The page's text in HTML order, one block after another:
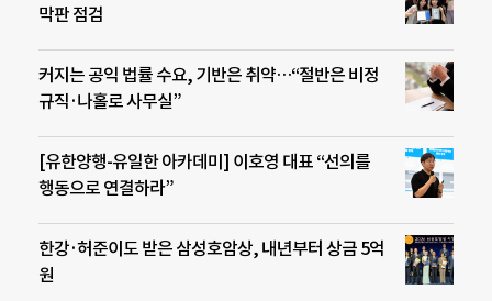
막판 점검
커지는 공익 법률 수요, 기반은 취약…“절반은 비정
규직·나홀로 사무실”
[유한양행-유일한 아카데미] 이호영 대표 “선의를
행동으로 연결하라”
한강·허준이도 받은 삼성호암상, 내년부터 상금 5억
원